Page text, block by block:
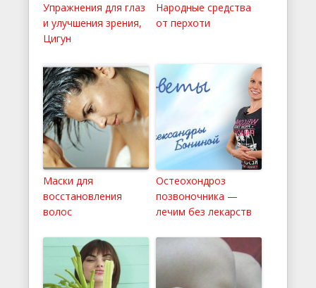
Упражнения для глаз
и улучшения зрения,
Цигун
Народные средства
от перхоти
Маски для
восстановления
волос
Остеохондроз
позвоночника —
лечим без лекарств